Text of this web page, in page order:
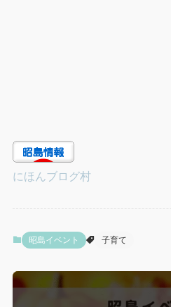
にほんブログ村
昭島イベント 子育て